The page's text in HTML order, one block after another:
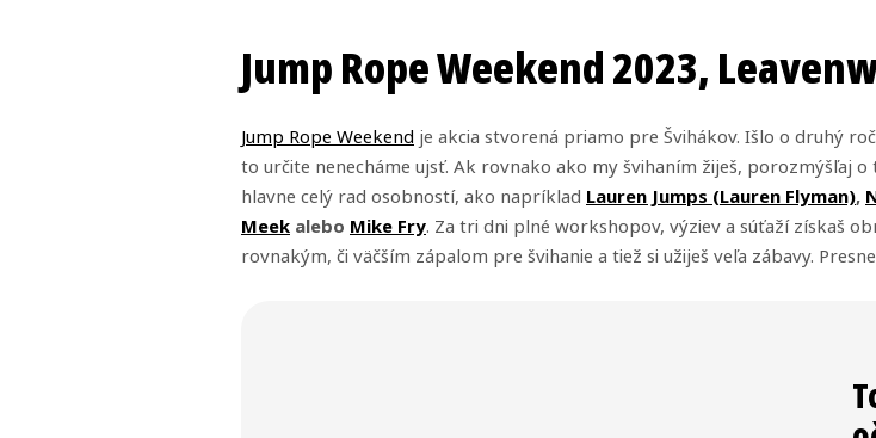
Jump Rope Weekend 2023,
Jump Rope Weekend je akcia stvorená priamo pre Švihákov. Išlo o druhý
to určite nenecháme ujsť. Ak rovnako ako my švihaním žiješ, porozmýšľaj o
hlavne celý rad osobností, ako napríklad Lauren Jumps (Lauren Flyman),
Meek alebo Mike Fry. Za tri dni plné workshopov, výziev a súťaží získaš
rovnakým, či väčším zápalom pre švihanie a tiež si užiješ veľa zábavy.